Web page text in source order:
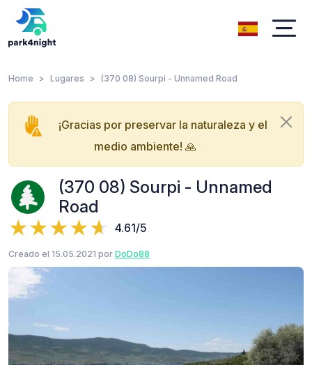
Home Lugares (370 08) Sourpi - Unnamed Road
¡Gracias por preservar la naturaleza y el
medio ambiente! 🙏
(370 08) Sourpi - Unnamed
Road
4.61/5
Creado el 15.05.2021 por DoDo88